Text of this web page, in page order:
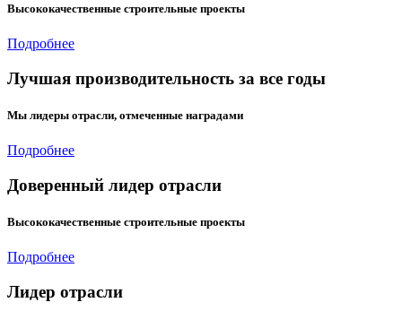
Высококачественные строительные проекты
Подробнее
Лучшая производительность за все годы
Мы лидеры отрасли, отмеченные наградами
Подробнее
Доверенный лидер отрасли
Высококачественные строительные проекты
Подробнее
Лидер отрасли